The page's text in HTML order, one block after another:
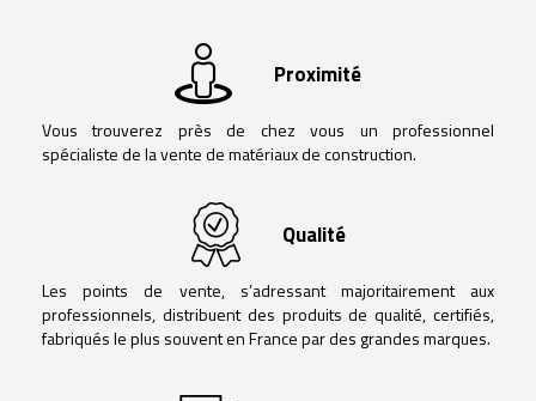
Proximité
Vous trouverez près de chez vous un professionnel
spécialiste de la vente de matériaux de construction.
Qualité
Les points de vente, s’adressant majoritairement aux
professionnels, distribuent des produits de qualité, certifiés,
fabriqués le plus souvent en France par des grandes marques.